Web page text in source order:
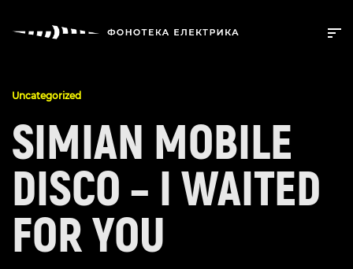
Uncategorized
SIMIAN MOBILE
DISCO – I WAITED
FOR YOU